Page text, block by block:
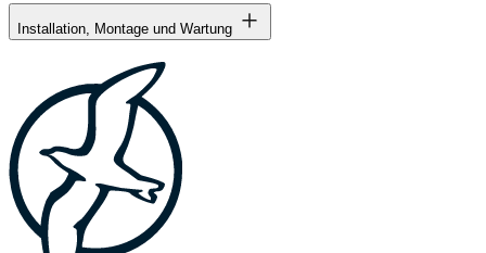
Installation, Montage und Wartung